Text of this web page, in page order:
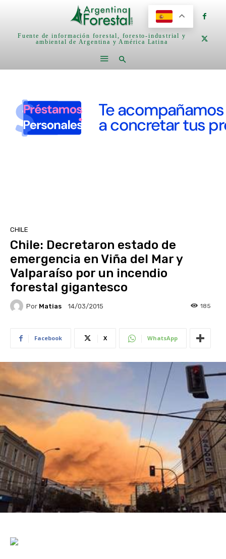
Fuente de información forestal, foresto-industrial y
ambiental de Argentina y América Latina
CHILE
Chile: Decretaron estado de
emergencia en Viña del Mar y
Valparaíso por un incendio
forestal gigantesco
Por Matias 14/03/2015 185
Facebook X WhatsApp